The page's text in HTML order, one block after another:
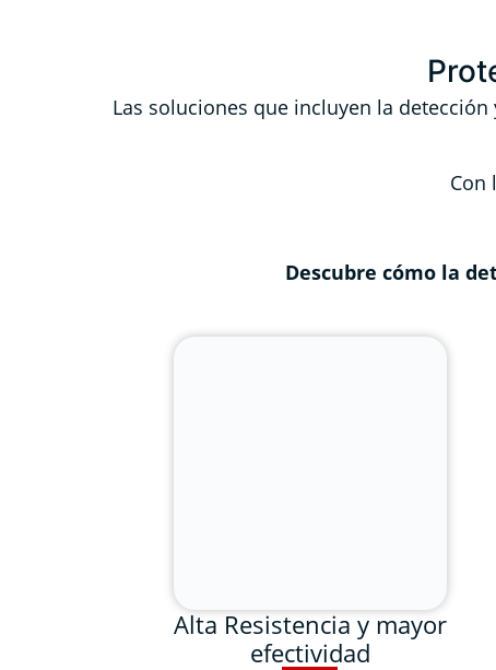
Las soluciones que incluyen la
Con
Descubre cómo la
Alta Resistencia y mayor
efectividad